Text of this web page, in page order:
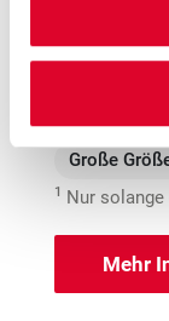
Hinweis
Große
1 Nur
Mehr